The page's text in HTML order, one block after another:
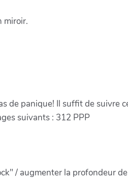
miroir.
de panique! Il suffit de suivre
suivants : 312 PPP
/ augmenter la profondeur